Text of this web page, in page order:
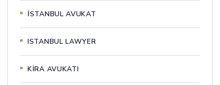
İSTANBUL AVUKAT
ISTANBUL LAWYER
KİRA AVUKATI